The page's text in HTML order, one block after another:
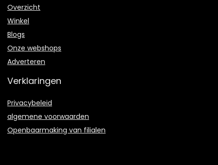
Overzicht
Winkel
Blogs
Onze webshops
Adverteren
Verklaringen
Privacybeleid
algemene voorwaarden
Openbaarmaking van filialen